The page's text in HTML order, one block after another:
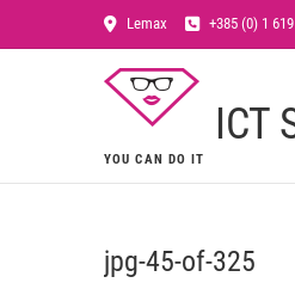
Lemax +385 (0) 1
ICT
YOU CAN DO IT
jpg-45-of-325